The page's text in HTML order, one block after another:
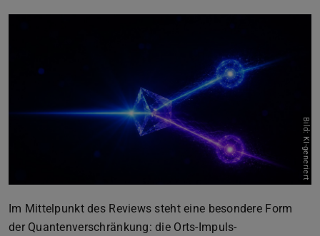
Bild: KI-generiert
Im Mittelpunkt des Reviews steht eine besondere Form
der Quantenverschränkung: die Orts-Impuls-